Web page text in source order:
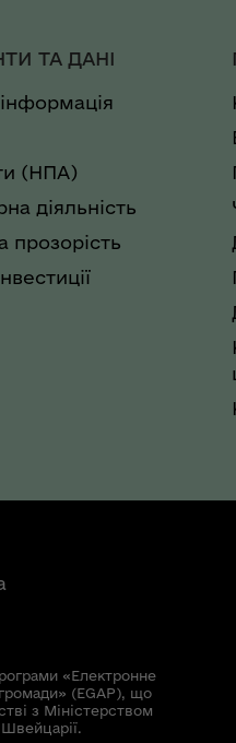
ТА ДАНІ
(НПА)
діяльність
прозорість
«Електронне
громади» (EGAP), що
з Міністерством